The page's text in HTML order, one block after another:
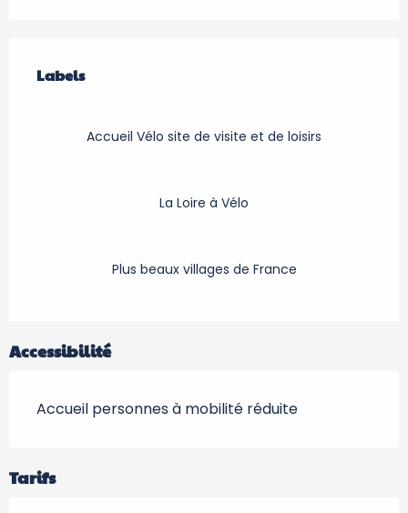
Labels
Labels
Accueil Vélo site de visite et de loisirs
La Loire à Vélo
Plus beaux villages de France
Accessibilité
Accueil personnes à mobilité réduite
Tarifs